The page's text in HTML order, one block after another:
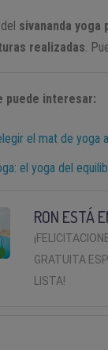
sivananda
realizadas.
puede interesar:
el mat de yoga
el yoga del
RON ESTÁ
GRATUITA
LISTA!